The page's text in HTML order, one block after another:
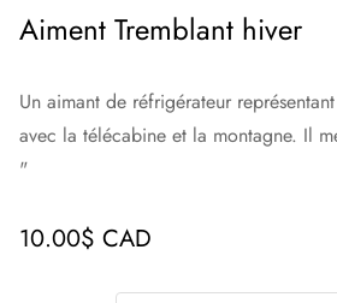
Aiment Tremblant hiver
Un aimant de réfrigérateur
avec la télécabine et la montagne. Il
"
Prix
10.00$ CAD